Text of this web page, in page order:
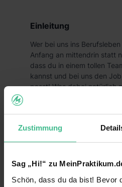
Zustimmung
Sag „Hi!“ zu
Schön, dass du da bist! Bevor
Einleitung
Wer bei uns ins
Anfang an mittendrin statt
dass du in einem tollen
kannst und bei uns den
passt! Was dabei natürlich
darf? Der Spaß und deine
Deine Aufgaben
Du suchst ein
welches dir vielfältige
bist du bei uns genau
Als Praktikant bei Lidl